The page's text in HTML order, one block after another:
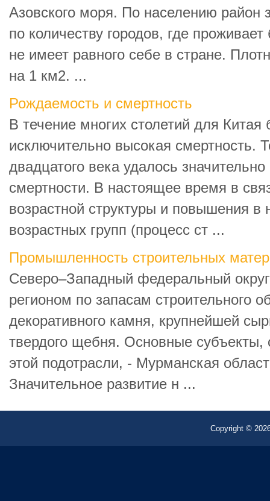
Азовского моря. По населению район
по количеству городов, где
не имеет равного себе в стране.
на 1 км2. ...
Рождаемость и смертность
В течение многих столетий для Китая
исключительно высокая смертность.
двадцатого века удалось значительно
смертности. В настоящее время в
возрастной структуры и повышения
возрастных групп (процесс ст ...
Промышленность строительных
Северо–Западный федеральный
регионом по запасам строительного
декоративного камня, крупнейшей
твердого щебня. Основные
этой подотрасли, - Мурманская
Значительное развитие н ...
Copyright ©